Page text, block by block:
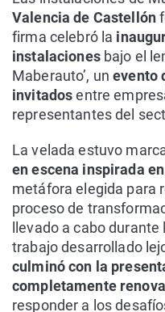
Valencia de Castellón
firma celebró la
instalaciones bajo el
Maberauto’, unevento
invitadosentre
representantes del
La velada estuvo
en escena inspirada
metáfora elegida para
proceso de
llevado a cabo
trabajo desarrollado
culminó con la
completamente
responder a los